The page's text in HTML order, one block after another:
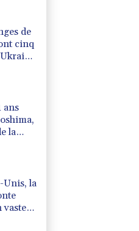
de
cinq
ans
la
Unis, la
vaste